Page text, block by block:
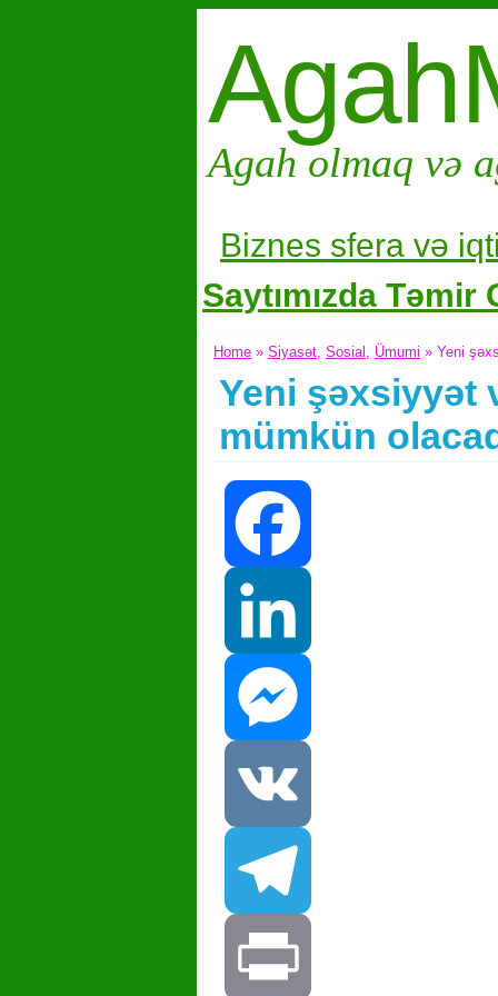
Agah olmaq və
Biznes sfera və i
Saytımızda Təmir
Home » Siyasət, Sosial , Ümumi » Yeni
Yeni şəxsiyyət
mümkün
Facebook
LinkedIn
Messenger
VK
Telegram